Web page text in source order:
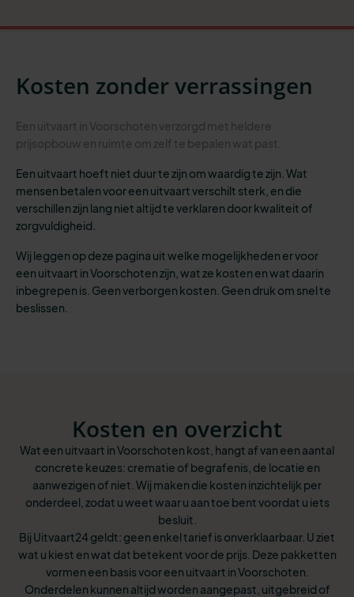
Kosten zonder verrassingen
Een uitvaart in Voorschoten verzorgd met heldere
prijsopbouw en ruimte om zelf te bepalen wat past.
Een uitvaart hoeft niet duur te zijn om waardig te zijn. Wat
mensen betalen voor een uitvaart verschilt sterk, en die
verschillen zijn lang niet altijd te verklaren door kwaliteit of
zorgvuldigheid.
Wij leggen op deze pagina uit welke mogelijkheden er voor
een uitvaart in Voorschoten zijn, wat ze kosten en wat daarin
inbegrepen is. Geen verborgen kosten. Geen druk om snel te
beslissen.
Kosten en overzicht
Wat een uitvaart in Voorschoten kost, hangt af van een aantal
concrete keuzes: crematie of begrafenis, de locatie en
aanwezigen of niet. Wij maken die kosten inzichtelijk per
onderdeel, zodat u weet waar u aan toe bent voordat u iets
besluit.
Bij Uitvaart24 geldt: geen enkel tarief is onverklaarbaar. U ziet
wat u kiest en wat dat betekent voor de prijs. Deze pakketten
vormen een basis voor een uitvaart in Voorschoten.
Onderdelen kunnen altijd worden aangepast, uitgebreid of